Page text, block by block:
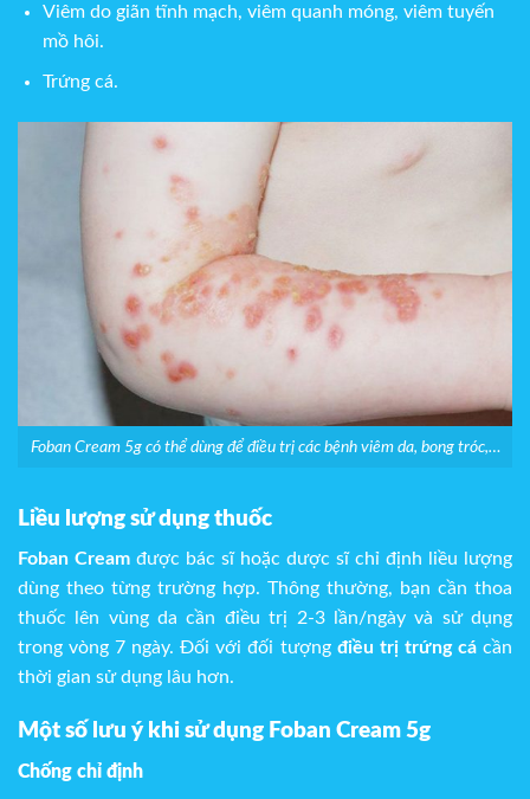
Viêm do giãn tĩnh mạch, viêm quanh móng, viêm tuyến
mồ hôi.
Trứng cá.
Foban Cream 5g có thể dùng để điều trị các bệnh viêm da, bong tróc,…
Liều lượng sử dụng thuốc
Foban Cream được bác sĩ hoặc dược sĩ chỉ định liều lượng
dùng theo từng trường hợp. Thông thường, bạn cần thoa
thuốc lên vùng da cần điều trị 2-3 lần/ngày và sử dụng
trong vòng 7 ngày. Đối với đối tượng điều trị trứng cácần
thời gian sử dụng lâu hơn.
Một số lưu ý khi sử dụng Foban Cream 5g
Chống chỉ định